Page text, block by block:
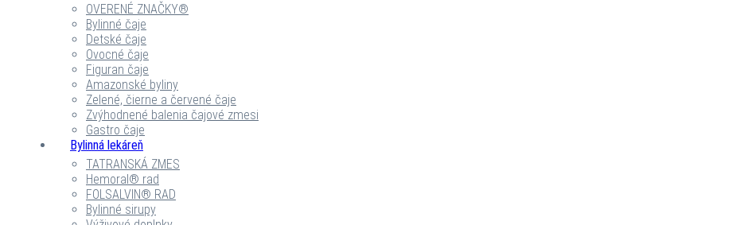
OVERENÉ ZNAČKY®
Bylinné čaje
Detské čaje
Ovocné čaje
Figuran čaje
Amazonské byliny
Zelené, čierne a červené čaje
Zvýhodnené balenia čajové zmesi
Gastro čaje
Bylinná lekáreň
TATRANSKÁ ZMES
Hemoral® rad
FOLSALVIN® RAD
Bylinné sirupy